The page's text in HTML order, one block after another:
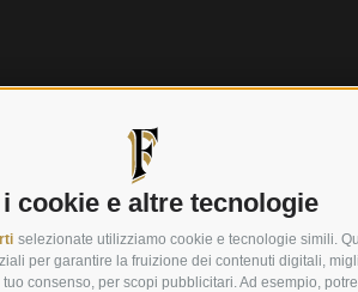
cookie e altre tecnologie
selezionate utilizziamo cookie e tecnologie simili.
per garantire la fruizione dei contenuti digitali,
consenso, per scopi pubblicitari. Ad esempio,